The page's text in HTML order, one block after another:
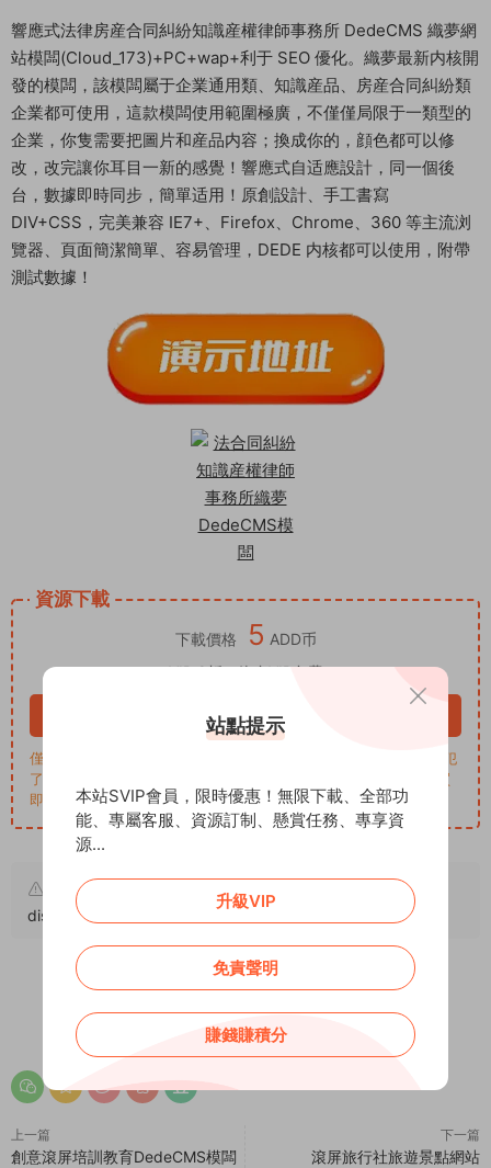
響應式法律房産合同糾紛知識産權律師事務所 DedeCMS 織夢網
站模闆(Cloud_173)+PC+wap+利于 SEO 優化。織夢最新内核開
發的模闆，該模闆屬于企業通用類、知識産品、房産合同糾紛類
企業都可使用，這款模闆使用範圍極廣，不僅僅局限于一類型的
企業，你隻需要把圖片和産品内容；換成你的，顔色都可以修
改，改完讓你耳目一新的感覺！響應式自适應設計，同一個後
台，數據即時同步，簡單适用！原創設計、手工書寫
DIV+CSS，完美兼容 IE7+、Firefox、Chrome、360 等主流浏
覽器、頁面簡潔簡單、容易管理，DEDE 内核都可以使用，附帶
測試數據！
資源下載
下載價格 5 ADD币
VIP 8折、終身VIP免費
立即購買
僅學習交流，商用請買正版，一切後果由下載用戶自行承擔。若侵犯
了您的權益，請來信通知Email: support@addprofans.com。購買
即默認同意我們的政策。
原文鏈接：
https://addprofans.com/legal-contract-
dispute-intellectual-property-law-firm/
，轉載請注明出處。
0 0
上一篇
創意滾屏培訓教育DedeCMS模闆
下一篇
滾屏旅行社旅遊景點網站
站點提示
本站SVIP會員，限時優惠！無限下載、全部功
能、專屬客服、資源訂制、懸賞任務、專享資
源...
升級VIP
免責聲明
賺錢賺積分